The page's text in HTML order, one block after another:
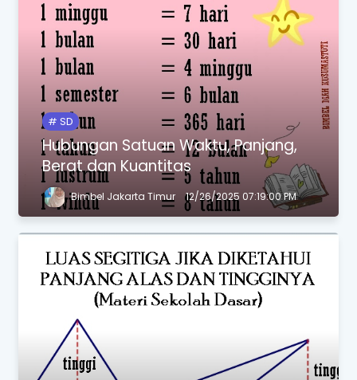
SD
Hubungan Satuan Waktu, Panjang,
Berat dan Kuantitas
Bimbel Jakarta Timur 12/26/2025 07:19:00 PM